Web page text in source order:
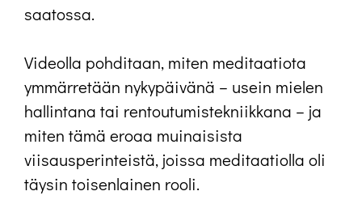
saatossa.
Videolla pohditaan, miten meditaatiota
ymmärretään nykypäivänä – usein mielen
hallintana tai rentoutumistekniikkana – ja
miten tämä eroaa muinaisista
viisausperinteistä, joissa meditaatiolla oli
täysin toisenlainen rooli.